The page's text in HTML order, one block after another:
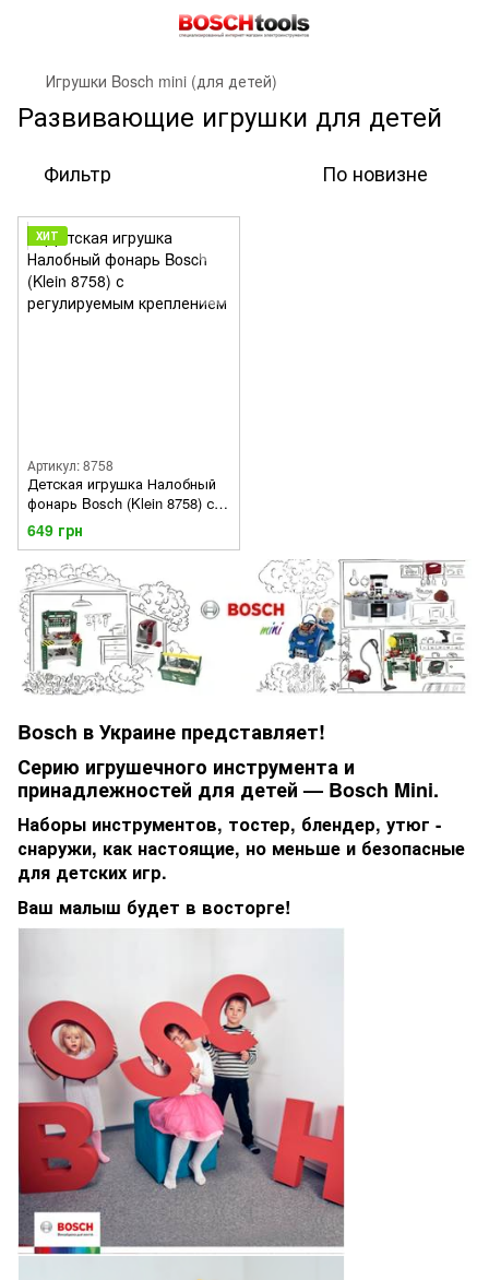
Игрушки Bosch mini (для детей)
Развивающие игрушки для детей
Фильтр По новизне
ХИТ
Артикул: 8758
Детская игрушка Налобный
фонарь Bosch (Klein 8758) с
регулируемым креплением
649 грн
Bosch в Украине представляет!
Серию игрушечного инструмента и
принадлежностей для детей — Bosch Mini.
Наборы инструментов, тостер, блендер, утюг -
снаружи, как настоящие, но меньше и безопасные
для детских игр.
Ваш малыш будет в восторге!